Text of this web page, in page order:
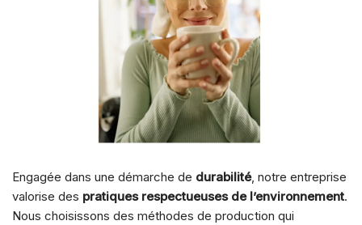
Engagée dans une démarche de durabilité, notre entreprise
valorise des pratiques respectueuses de l’environnement.
Nous choisissons des méthodes de production qui